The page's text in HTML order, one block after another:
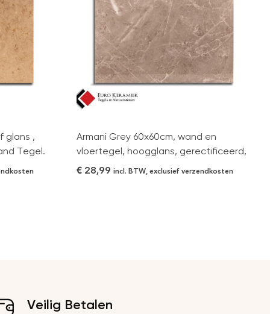
glans ,
Tegel.
Armani Grey 60x60cm, wand en
vloertegel, hoogglans, gerectificeerd,
€ 28,99 incl. BTW, exclusief verzendkosten
Veilig Betalen